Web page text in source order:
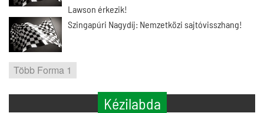
Lawson érkezik!
Szingapúri Nagydíj: Nemzetközi sajtóvisszhang!
Több Forma 1
Kézilabda